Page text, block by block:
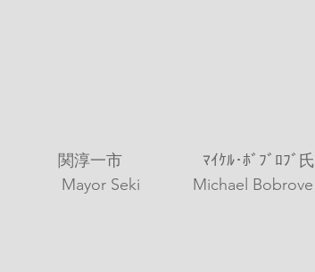
　　　関淳一市　　　　　ﾏｲｹﾙ･ﾎﾞﾌﾞﾛﾌﾞ氏
　　　Mayor Seki　 　　Michael Bobrove